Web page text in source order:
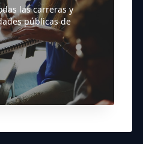
las carreras y
públicas de